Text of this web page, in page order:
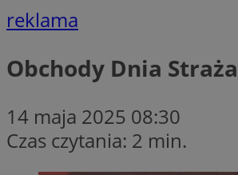
reklama
Obchody Dnia
14 maja 2025 08:30
Czas czytania: 2 min.